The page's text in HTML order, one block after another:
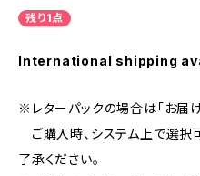
残り1点
International shipping
※レターパックの場合は「お届
ご購入時、システム上で選択
了承ください。